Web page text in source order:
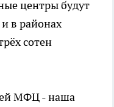
центры будут
в районах
сотен
МФЦ - наша